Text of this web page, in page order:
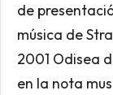
de
música de
2001 Odisea
en la nota